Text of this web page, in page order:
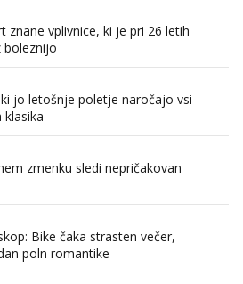
znane vplivnice, ki je pri 26 letih
boleznijo
jo letošnje poletje naročajo vsi -
zmenku sledi nepričakovan
Bike čaka strasten večer,
poln romantike